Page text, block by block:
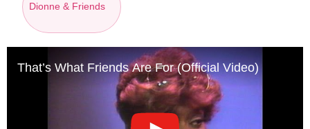
Dionne & Friends
That’s What Friends Are For (Official Video)